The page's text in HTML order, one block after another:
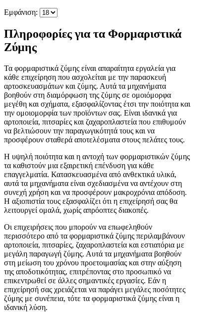
Εμφάνιση:
Πληροφορίες για τα Φορμαριστικά
Ζύμης
Τα φορμαριστικά ζύμης είναι απαραίτητα εργαλεία για
κάθε επιχείρηση που ασχολείται με την παρασκευή
αρτοσκευασμάτων και ζύμης. Αυτά τα μηχανήματα
βοηθούν στη διαμόρφωση της ζύμης σε ομοιόμορφα
μεγέθη και σχήματα, εξασφαλίζοντας έτσι την ποιότητα και
την ομοιομορφία των προϊόντων σας. Είναι ιδανικά για
αρτοποιεία, πιτσαρίες και ζαχαροπλαστεία που επιθυμούν
να βελτιώσουν την παραγωγικότητά τους και να
προσφέρουν σταθερά αποτελέσματα στους πελάτες τους.
Η υψηλή ποιότητα και η αντοχή των φορμαριστικών ζύμης
τα καθιστούν μια εξαιρετική επένδυση για κάθε
επαγγελματία. Κατασκευασμένα από ανθεκτικά υλικά,
αυτά τα μηχανήματα είναι σχεδιασμένα να αντέχουν στη
συνεχή χρήση και να προσφέρουν μακροχρόνια απόδοση.
Η αξιοπιστία τους εξασφαλίζει ότι η επιχείρησή σας θα
λειτουργεί ομαλά, χωρίς απρόοπτες διακοπές.
Οι επιχειρήσεις που μπορούν να επωφεληθούν
περισσότερο από τα φορμαριστικά ζύμης περιλαμβάνουν
αρτοποιεία, πιτσαρίες, ζαχαροπλαστεία και εστιατόρια με
μεγάλη παραγωγή ζύμης. Αυτά τα μηχανήματα βοηθούν
στη μείωση του χρόνου προετοιμασίας και στην αύξηση
της αποδοτικότητας, επιτρέποντας στο προσωπικό να
επικεντρωθεί σε άλλες σημαντικές εργασίες. Εάν η
επιχείρησή σας χρειάζεται να παράγει μεγάλες ποσότητες
ζύμης με συνέπεια, τότε τα φορμαριστικά ζύμης είναι η
ιδανική λύση.